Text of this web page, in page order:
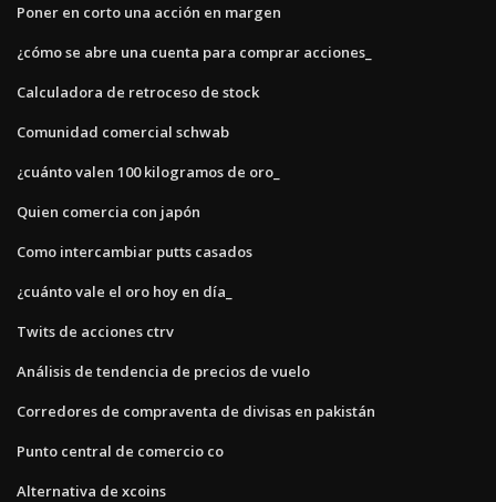
Poner en corto una acción en margen
¿cómo se abre una cuenta para comprar acciones_
Calculadora de retroceso de stock
Comunidad comercial schwab
¿cuánto valen 100 kilogramos de oro_
Quien comercia con japón
Como intercambiar putts casados
¿cuánto vale el oro hoy en día_
Twits de acciones ctrv
Análisis de tendencia de precios de vuelo
Corredores de compraventa de divisas en pakistán
Punto central de comercio co
Alternativa de xcoins